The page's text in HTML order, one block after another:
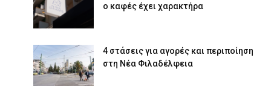
ο καφές έχει χαρακτήρα
4 στάσεις για αγορές και περιποίηση
στη Νέα Φιλαδέλφεια